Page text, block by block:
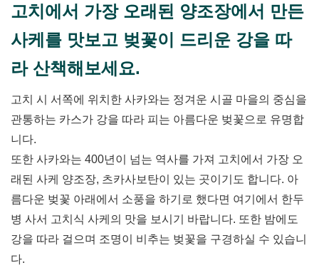
고치에서 가장 오래된 양조장에서 만든
사케를 맛보고 벚꽃이 드리운 강을 따
라 산책해보세요.
고치 시 서쪽에 위치한 사카와는 정겨운 시골 마을의 중심을
관통하는 카스가 강을 따라 피는 아름다운 벚꽃으로 유명합
니다.
또한 사카와는 400년이 넘는 역사를 가져 고치에서 가장 오
래된 사케 양조장, 츠카사보탄이 있는 곳이기도 합니다. 아
름다운 벚꽃 아래에서 소풍을 하기로 했다면 여기에서 한두
병 사서 고치식 사케의 맛을 보시기 바랍니다. 또한 밤에도
강을 따라 걸으며 조명이 비추는 벚꽃을 구경하실 수 있습니
다.